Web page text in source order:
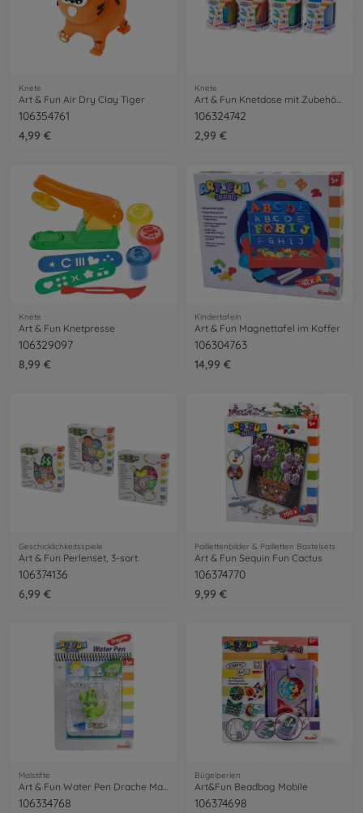
Knete
Art & Fun Air Dry Clay Tiger
106354761
4,99 €
Knete
106324742
2,99 €
Knete
Art & Fun Knetpresse
106329097
8,99 €
Kindertafeln
Art & Fun Magnettafel im Koffer
106304763
14,99 €
Geschicklichkeitsspiele
Art & Fun Perlenset, 3-sort.
106374136
6,99 €
Paillettenbilder & Pailletten Bastelsets
Art & Fun Sequin Fun Cactus
106374770
9,99 €
Malstifte
Art & Fun Water Pen Drache Malbuch
106334768
Bügelperlen
Art&Fun Beadbag Mobile
106374698